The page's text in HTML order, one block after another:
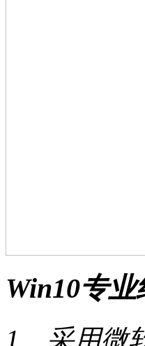
Win10专业
1、采用微